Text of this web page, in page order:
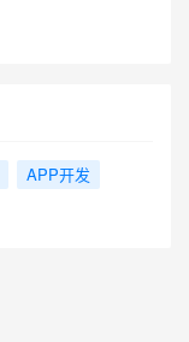
APP开发